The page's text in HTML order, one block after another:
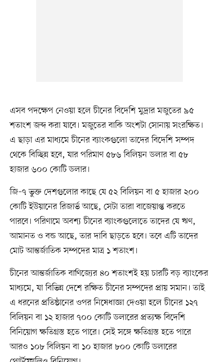
এসব পদক্ষেপ নেওয়া হলে চীনের বিদেশি মুদ্রার মজুতের ৯৫
শতাংশ জব্দ করা যাবে। মজুতের বাকি অংশটা সোনায় সংরক্ষিত।
এ ছাড়া এর মাধ্যমে চীনের ব্যাংকগুলো তাদের বিদেশি সম্পদ
থেকে বিচ্ছিন্ন হবে, যার পরিমাণ ৫৮৬ বিলিয়ন ডলার বা ৫৮
হাজার ৬০০ কোটি ডলার।
জি–৭ ভুক্ত দেশগুলোর কাছে যে ৫২ বিলিয়ন বা ৫ হাজার ২০০
কোটি ইউয়ানের রিজার্ভ আছে, সেটা তারা বাজেয়াপ্ত করতে
পারবে। পরিণামে অবশ্য চীনের ব্যাংকগুলোতে তাদের যে ঋণ,
আমানত ও বন্ড আছে, তার দাবি ছাড়তে হবে। তবে এটি তাদের
মোট আন্তর্জাতিক সম্পদের মাত্র ১ শতাংশ।
চীনের আন্তর্জাতিক বাণিজ্যের ৪০ শতাংশই হয় চারটি বড় ব্যাংকের
মাধ্যমে, যা বিভিন্ন দেশে রক্ষিত চীনের সম্পদের প্রায় সমান। তাই
এ ধরনের প্রতিষ্ঠানের ওপর নিষেধাজ্ঞা দেওয়া হলে চীনের ১২৭
বিলিয়ন বা ১২ হাজার ৭০০ কোটি ডলারের প্রত্যক্ষ বিদেশি
বিনিয়োগ ক্ষতিগ্রস্ত হতে পারে। সেই সঙ্গে ক্ষতিগ্রস্ত হতে পারে
আরও ১০৮ বিলিয়ন বা ১০ হাজার ৮০০ কোটি ডলারের